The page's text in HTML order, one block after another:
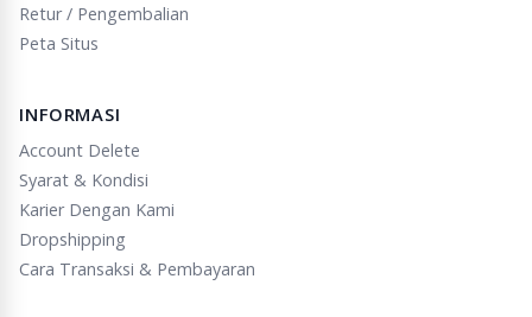
Retur / Pengembalian
Peta Situs
INFORMASI
Account Delete
Syarat & Kondisi
Karier Dengan Kami
Dropshipping
Cara Transaksi & Pembayaran